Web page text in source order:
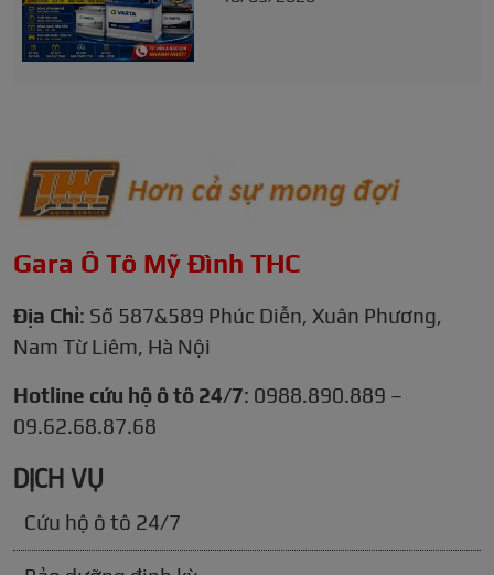
Gara Ô Tô Mỹ Đình THC
Địa Chỉ: Số 587&589 Phúc Diễn, Xuân Phương,
Nam Từ Liêm, Hà Nội
Hotline cứu hộ ô tô 24/7: 0988.890.889 –
09.62.68.87.68
DỊCH VỤ
Cứu hộ ô tô 24/7